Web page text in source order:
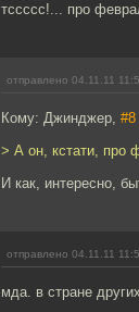
тссссс!... про
отправлено 04.11.11
Кому: Джинджер, #8
> А он, кстати, про
И как, интересно,
отправлено 04.11.11
мда. в стране